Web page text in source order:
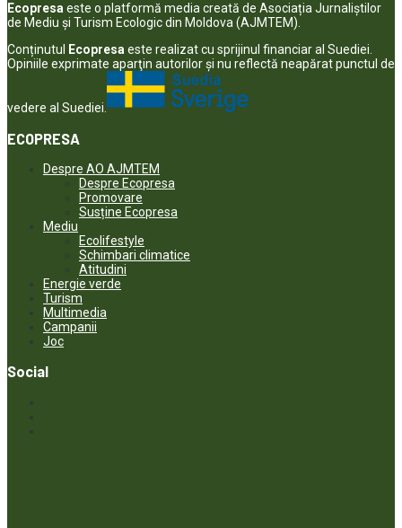
Ecopresa este o platformă media creată de Asociația Jurnaliștilor
de Mediu și Turism Ecologic din Moldova (AJMTEM).
Conținutul
Ecopresa este realizat cu sprijinul financiar al Suediei.
Opiniile exprimate aparţin autorilor şi nu reflectă neapărat punctul de
vedere al Suediei.
ECOPRESA
Despre AO AJMTEM
Despre Ecopresa
Promovare
Susține Ecopresa
Mediu
Ecolifestyle
Schimbari climatice
Atitudini
Energie verde
Turism
Multimedia
Campanii
Joc
Social